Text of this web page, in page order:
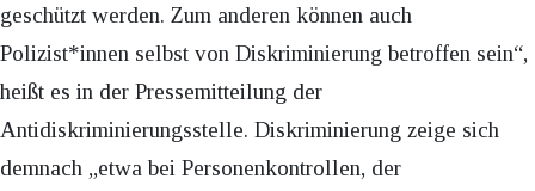
geschützt werden. Zum anderen können auch
Polizist*innen selbst von Diskriminierung betroffen sein“,
heißt es in der Pressemitteilung der
Antidiskriminierungsstelle. Diskriminierung zeige sich
demnach „etwa bei Personenkontrollen, der